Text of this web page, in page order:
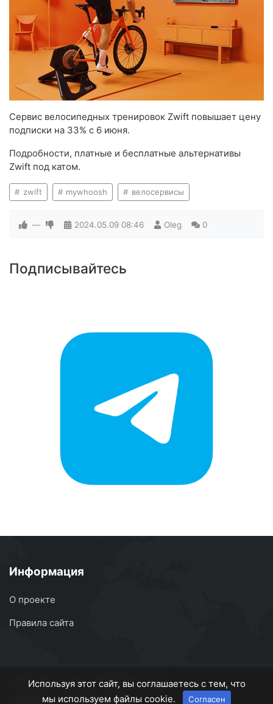
Сервис велосипедных тренировок Zwift повышает цену
подписки на 33% с 6 июня.
Подробности, платные и бесплатные альтернативы
Zwift под катом.
zwift mywhoosh велосервисы
— 2024.05.09 08:46 Oleg 0
Подписывайтесь
Информация
О проекте
Правила сайта
BikeUnite © 2022-2025 BikeUnite
О проекте
Правила сайта
Используя этот сайт, вы соглашаетесь с тем, что
мы используем файлы cookie.
Согласен